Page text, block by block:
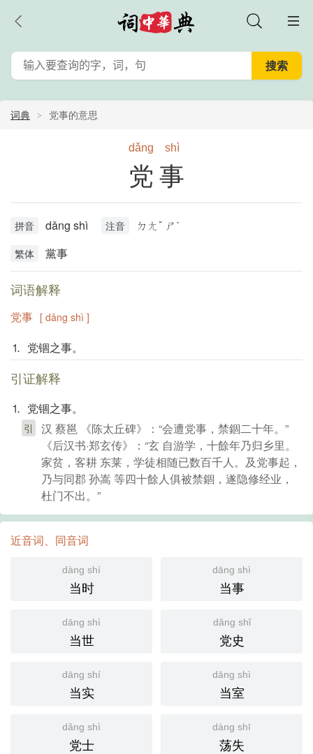
词典 党事的意思
dǎng shì
党事
拼音 dǎng shì 注音 ㄉㄤˇ ㄕˋ
繁体 黨事
词语解释
党事 [ dǎng shì ]
⒈ 党锢之事。
引证解释
⒈ 党锢之事。
引
汉 蔡邕 《陈太丘碑》：“会遭党事，禁錮二十年。”
《后汉书·郑玄传》：“玄 自游学，十餘年乃归乡里。
家贫，客耕 东莱，学徒相随已数百千人。及党事起，
乃与同郡 孙嵩 等四十餘人俱被禁錮，遂隐修经业，
杜门不出。”
近音词、同音词
dàng shí
当时
dāng shì
当事
dāng shì
当世
dǎng shǐ
党史
dāng shí
当实
dāng shì
当室
dǎng shì
党士
dàng shī
荡失